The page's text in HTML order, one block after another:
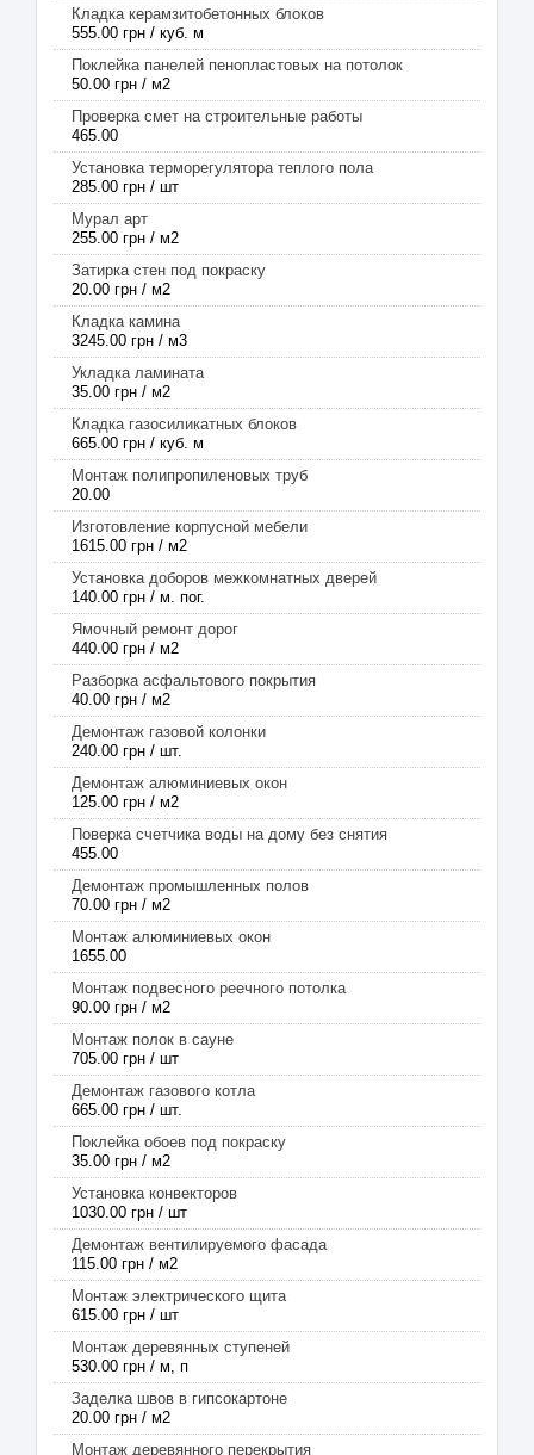
Кладка керамзитобетонных блоков
555.00 грн / куб. м
Поклейка панелей пенопластовых на потолок
50.00 грн / м2
Проверка смет на строительные работы
465.00
Установка терморегулятора теплого пола
285.00 грн / шт
Мурал арт
255.00 грн / м2
Затирка стен под покраску
20.00 грн / м2
Кладка камина
3245.00 грн / м3
Укладка ламината
35.00 грн / м2
Кладка газосиликатных блоков
665.00 грн / куб. м
Монтаж полипропиленовых труб
20.00
Изготовление корпусной мебели
1615.00 грн / м2
Установка доборов межкомнатных дверей
140.00 грн / м. пог.
Ямочный ремонт дорог
440.00 грн / м2
Разборка асфальтового покрытия
40.00 грн / м2
Демонтаж газовой колонки
240.00 грн / шт.
Демонтаж алюминиевых окон
125.00 грн / м2
Поверка счетчика воды на дому без снятия
455.00
Демонтаж промышленных полов
70.00 грн / м2
Монтаж алюминиевых окон
1655.00
Монтаж подвесного реечного потолка
90.00 грн / м2
Монтаж полок в сауне
705.00 грн / шт
Демонтаж газового котла
665.00 грн / шт.
Поклейка обоев под покраску
35.00 грн / м2
Установка конвекторов
1030.00 грн / шт
Демонтаж вентилируемого фасада
115.00 грн / м2
Монтаж электрического щита
615.00 грн / шт
Монтаж деревянных ступеней
530.00 грн / м, п
Заделка швов в гипсокартоне
20.00 грн / м2
Монтаж деревянного перекрытия